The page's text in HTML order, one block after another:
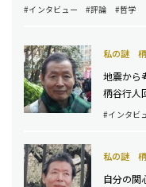
#インタビュー #評論 #哲学
私の謎 柄
地震から
柄谷行人
#インタビ
私の謎 柄
自分の関